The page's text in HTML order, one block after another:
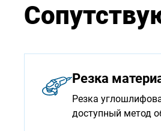
Резка
Резка
доступный метод